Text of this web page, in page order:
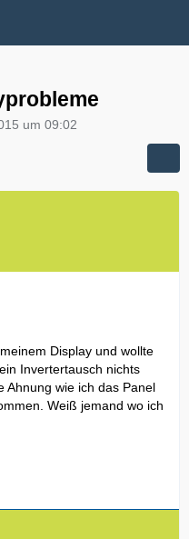
um 09:02
Display und wollte
Invertertausch nichts
Ahnung wie ich das Panel
Weiß jemand wo ich